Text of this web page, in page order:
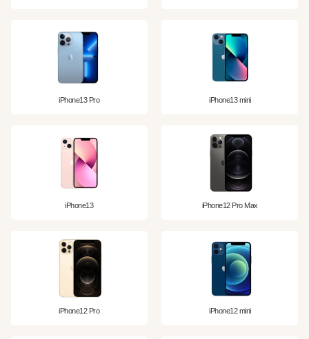
iPhone13 Pro iPhone13 mini
iPhone13 iPhone12 Pro Max
iPhone12 Pro iPhone12 mini